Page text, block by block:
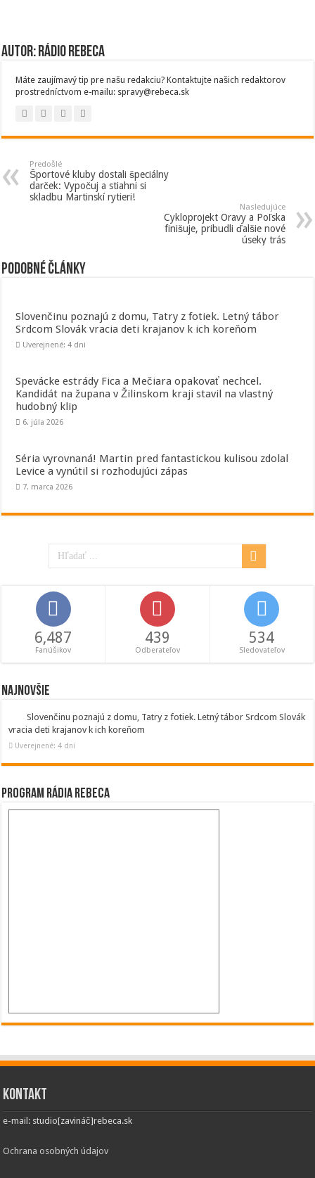
Autor: Rádio Rebeca
Máte zaujímavý tip pre našu redakciu? Kontaktujte našich redaktorov
prostredníctvom e-mailu: spravy@rebeca.sk
Predošlé
Športové kluby dostali špeciálny
darček: Vypočuj a stiahni si
skladbu Martinskí rytieri!
Nasledujúce
Cykloprojekt Oravy a Poľska
finišuje, pribudli ďalšie nové
úseky trás
Podobné články
Slovenčinu poznajú z domu, Tatry z fotiek. Letný tábor
Srdcom Slovák vracia deti krajanov k ich koreňom
Uverejnené: 4 dni
Spevácke estrády Fica a Mečiara opakovať nechcel.
Kandidát na župana v Žilinskom kraji stavil na vlastný
hudobný klip
6. júla 2026
Séria vyrovnaná! Martin pred fantastickou kulisou zdolal
Levice a vynútil si rozhodujúci zápas
7. marca 2026
6,487
Fanúšikov
439
Odberateľov
534
Sledovateľov
Najnovšie
Slovenčinu poznajú z domu, Tatry z fotiek. Letný tábor Srdcom Slovák
vracia deti krajanov k ich koreňom
Uverejnené: 4 dni
Program Rádia Rebeca
Kontakt
e-mail: studio[zavináč]rebeca.sk
Ochrana osobných údajov